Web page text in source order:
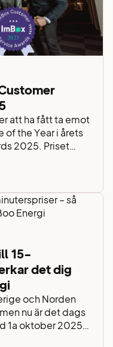
att ha fått ta emot
of the Year i årets
2025. Priset
användarvänligt
15-
det dig
och Norden
nu är det dags
1a oktober 2025
sätta elpriser var